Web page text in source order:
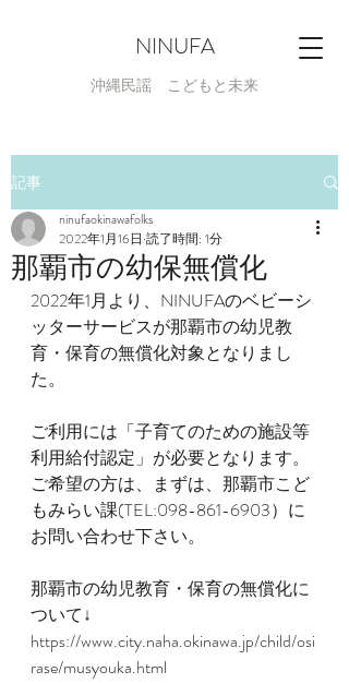
NINUFA
​沖縄民謡 こどもと未来
記事
那覇市の幼保無償化
ninufaokinawafolks
2022年1月16日 読了時間: 1分
2022年1月より、NINUFAのベビーシ
ッターサービスが那覇市の幼児教
育・保育の無償化対象となりまし
た。
ご利用には「子育てのための施設等
利用給付認定」が必要となります。
ご希望の方は、まずは、那覇市こど
もみらい課(TEL:098-861-6903）に
お問い合わせ下さい。
那覇市の幼児教育・保育の無償化に
ついて↓
https://www.city.naha.okinawa.jp/child/osi
rase/musyouka.html